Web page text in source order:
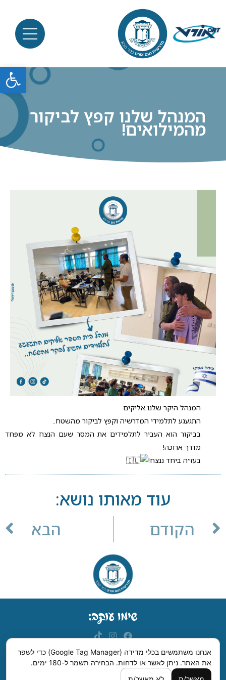
פתח
המנהל שלנו קפץ לביקור
מהמילואים!
המנהל היקר שלנו אליקים
התגעגע לתלמידי המדרשיה וקפץ לביקור מהשטח..
בביקור הוא העביר לתלמידים את המסר שעם הנצח לא מפחד
מדרך ארוכה!
בעז׳׳ה ביחד ננצח!
עוד מאותו נושא:
הקודם הבא
מדרשית נעם, רחבת ישראל סדן, רחוב לילינבלום, כפר סבא.
אנחנו משתמשים בכלי מדידה (Google Tag Manager) כדי לשפר
את האתר. ניתן לאשר או לדחות. הבחירה תשמר ל-180 ימים.